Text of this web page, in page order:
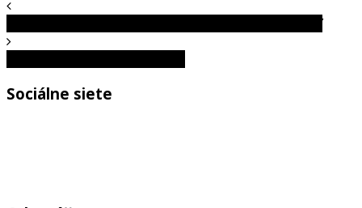
Sociálne siete